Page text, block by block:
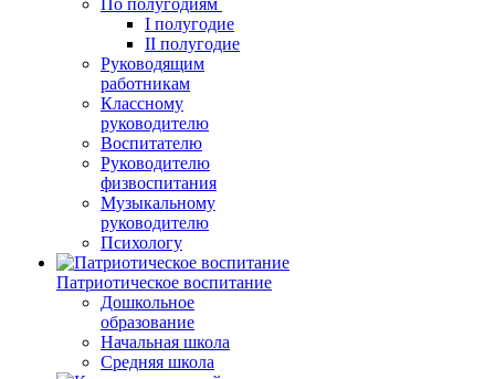
По полугодиям
I полугодие
II полугодие
Руководящим
работникам
Классному
руководителю
Воспитателю
Руководителю
физвоспитания
Музыкальному
руководителю
Психологу
Патриотическое воспитание
Дошкольное
образование
Начальная школа
Средняя школа